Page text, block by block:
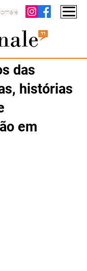
das
histórias
em